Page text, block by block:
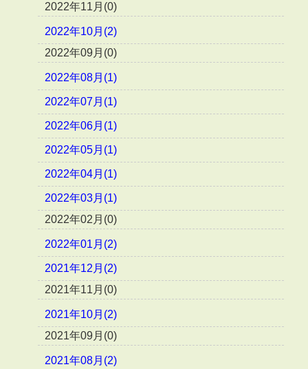
2022年11月(0)
2022年10月(2)
2022年09月(0)
2022年08月(1)
2022年07月(1)
2022年06月(1)
2022年05月(1)
2022年04月(1)
2022年03月(1)
2022年02月(0)
2022年01月(2)
2021年12月(2)
2021年11月(0)
2021年10月(2)
2021年09月(0)
2021年08月(2)